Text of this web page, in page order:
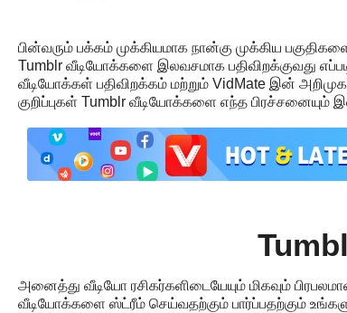
Français
Italiano
Português
Русский
Türkçe
ਪੰਜਾਬੀ
பின்வரும் பக்கம் முக்கியமாக நான்கு முக்கிய
Tumblr வீடியோக்களை இலவசமாக பதிவிறக்குவது
வீடியோக்கள் பதிவிறக்கம் மற்றும் VidMate இன்
குறிப்புகள் Tumblr வீடியோக்களை எந்த பிரச்சனையும்
அனைத்து வீடியோ ரசிகர்களிடையேயும் மிகவும்
வீடியோக்களை ஸ்ட்ரீம் செய்வதற்கும் பார்ப்பதற்கும்